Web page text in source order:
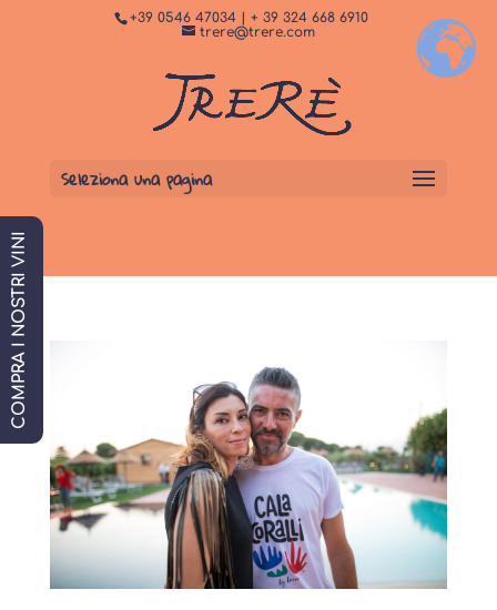
+39 0546 47034 | + 39 324 668 6910
trere@trere.com
Seleziona una pagina
Dormi da noi PRENOTA SUBITO +
COMPRA I NOSTRI VINI